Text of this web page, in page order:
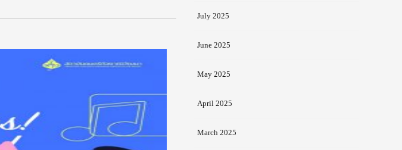
July 2025
June 2025
May 2025
April 2025
March 2025